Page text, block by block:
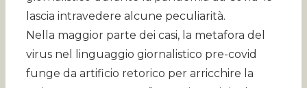
lascia intravedere alcune peculiarità.
Nella maggior parte dei casi, la metafora del
virus nel linguaggio giornalistico pre-covid
funge da artificio retorico per arricchire la